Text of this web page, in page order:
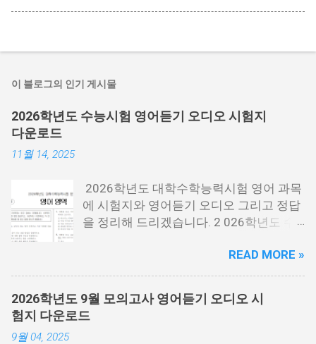
이 블로그의 인기 게시물
2026학년도 수능시험 영어듣기 오디오 시험지
다운로드
11월 14, 2025
2026학년도 대학수학능력시험 영어 과목
에 시험지와 영어듣기 오디오 그리고 정답
을 정리해 드리겠습니다. 2 026학년도 수
행한 시험 을 말하는데요. 2026년에 대학
에 들어가는 분들이 보는 시험입니다. 시험
지 필요한 분들은 아래 PDF파일을 다운로
드 받을 수 있습니다. 홀수랑 짝수가 나누
어져 있기 때문에 필요한 각각 필요한 분들
READ MORE »
2026학년도 9월 모의고사 영어듣기 오디오 시
험지 다운로드
9월 04, 2025